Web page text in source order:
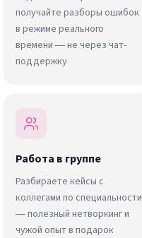
получайте разборы ошибок
в режиме реального
времени — не через чат-
поддержку
Работа в группе
Разбираете кейсы с
коллегами по специальности
— полезный нетворкинг и
чужой опыт в подарок